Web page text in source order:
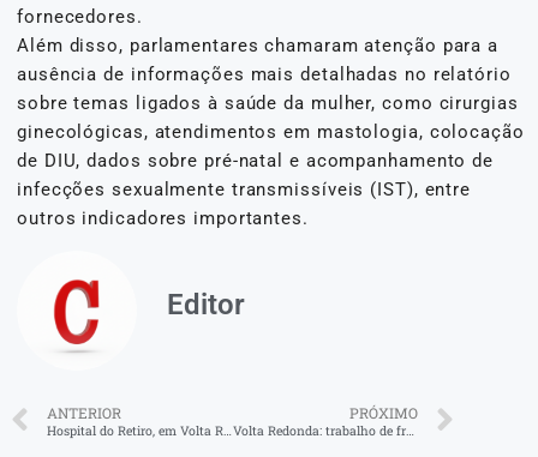
fornecedores.
Além disso, parlamentares chamaram atenção para a
ausência de informações mais detalhadas no relatório
sobre temas ligados à saúde da mulher, como cirurgias
ginecológicas, atendimentos em mastologia, colocação
de DIU, dados sobre pré-natal e acompanhamento de
infecções sexualmente transmissíveis (IST), entre
outros indicadores importantes.
Editor
ANTERIOR
Hospital do Retiro, em Volta Redonda, inicia obras de reforma e ampliação
PRÓXIMO
Volta Redonda: trabalho de fresagem marca o início das obras de nova pavimentação asfáltica da Radial Leste